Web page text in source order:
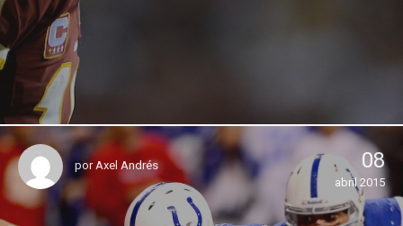
porAxel Andrés 08
abril 2015